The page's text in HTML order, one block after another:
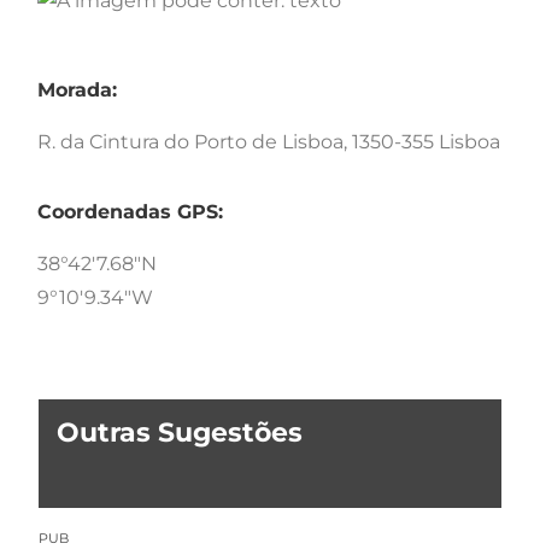
Morada:
R. da Cintura do Porto de Lisboa, 1350-355 Lisboa
Coordenadas GPS:
38°42'7.68"N
9°10'9.34"W
Outras Sugestões
PUB